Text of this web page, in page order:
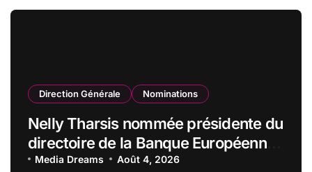
Direction Générale Nominations
Nelly Tharsis nommée présidente du
directoire de la Banque Européenne
du Crédit Mutuel
Media Dreams Août 4, 2026